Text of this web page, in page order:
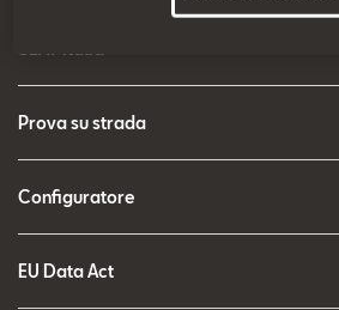
Configuratore
Prova su strada
Configuratore
EU Data Act